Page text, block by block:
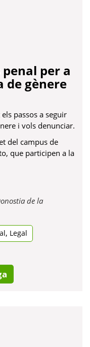
per a
de gènere
passos a seguir
i vols denunciar.
del campus de
que participen a la
de la
, Legal